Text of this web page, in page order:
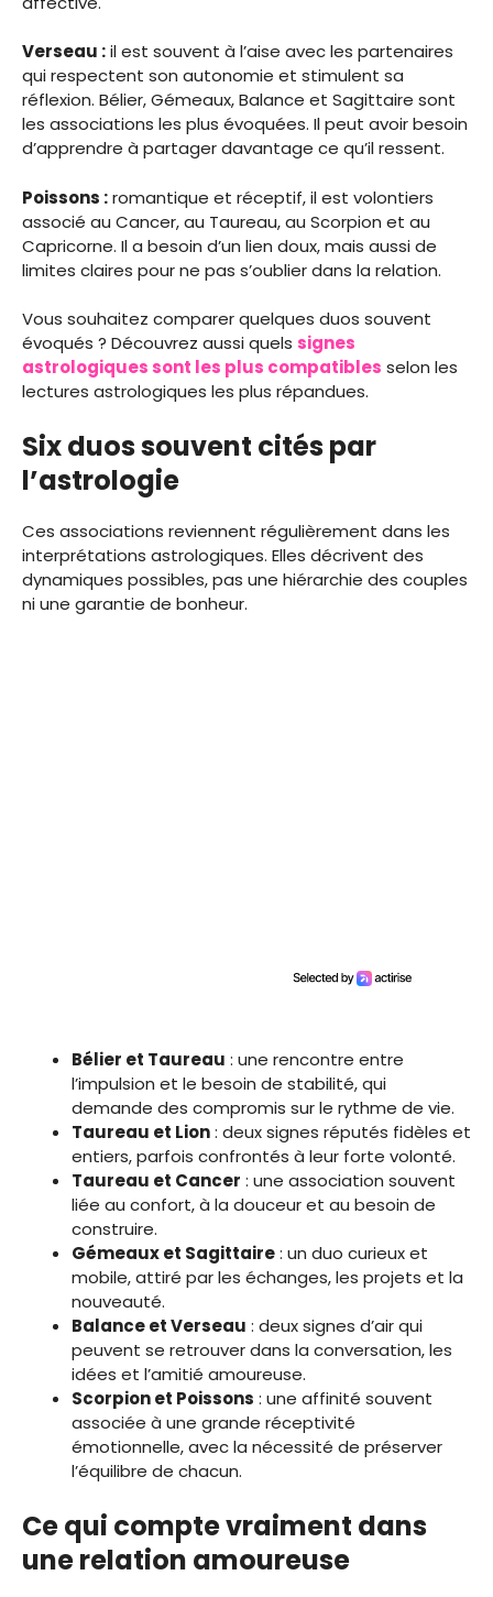
Verseau :il est souvent à l’aise avec les partenaires
qui respectent son autonomie et stimulent sa
réflexion. Bélier, Gémeaux, Balance et Sagittaire sont
les associations les plus évoquées. Il peut avoir besoin
d’apprendre à partager davantage ce qu’il ressent.
Poissons :romantique et réceptif, il est volontiers
associé au Cancer, au Taureau, au Scorpion et au
Capricorne. Il a besoin d’un lien doux, mais aussi de
limites claires pour ne pas s’oublier dans la relation.
Vous souhaitez comparer quelques duos souvent
évoqués ? Découvrez aussi quels signes
astrologiques sont les plus compatibles selon les
lectures astrologiques les plus répandues.
Six duos souvent cités par
l’astrologie
Ces associations reviennent régulièrement dans les
interprétations astrologiques. Elles décrivent des
dynamiques possibles, pas une hiérarchie des couples
ni une garantie de bonheur.
Bélier et Taureau : une rencontre entre
l’impulsion et le besoin de stabilité, qui
demande des compromis sur le rythme de vie.
Taureau et Lion: deux signes réputés fidèles et
entiers, parfois confrontés à leur forte volonté.
Taureau et Cancer : une association souvent
liée au confort, à la douceur et au besoin de
construire.
Gémeaux et Sagittaire: un duo curieux et
mobile, attiré par les échanges, les projets et la
nouveauté.
Balance et Verseau : deux signes d’air qui
peuvent se retrouver dans la conversation, les
idées et l’amitié amoureuse.
Scorpion et Poissons : une affinité souvent
associée à une grande réceptivité
émotionnelle, avec la nécessité de préserver
l’équilibre de chacun.
Ce qui compte vraiment dans
une relation amoureuse